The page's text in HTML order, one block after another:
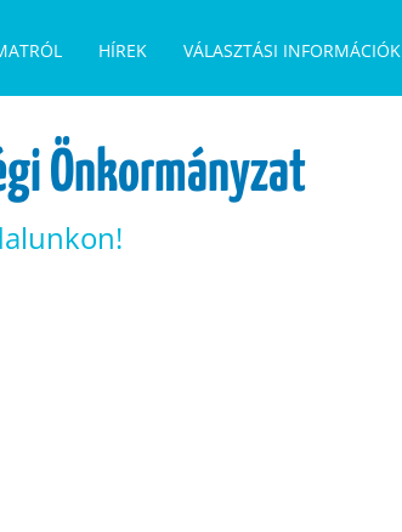
HÍREK VÁLASZTÁSI INFORMÁCIÓK
Önkormányzat